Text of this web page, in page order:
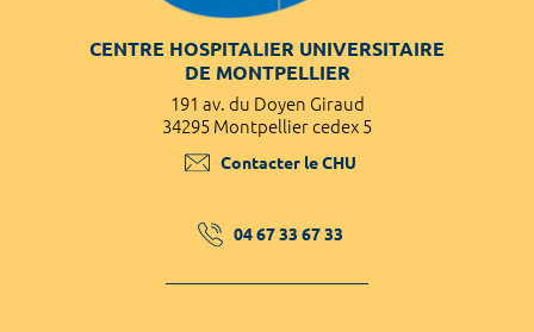
CENTRE HOSPITALIER UNIVERSITAIRE
DE MONTPELLIER
191 av. du Doyen Giraud
34295 Montpellier cedex 5
Contacter le CHU
04 67 33 67 33